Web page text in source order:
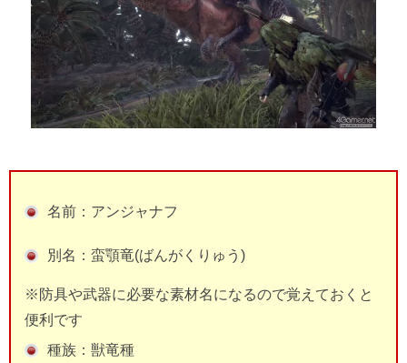
名前：アンジャナフ
別名：蛮顎竜(ばんがくりゅう)
※防具や武器に必要な素材名になるので覚えておくと
便利です
種族：獣竜種